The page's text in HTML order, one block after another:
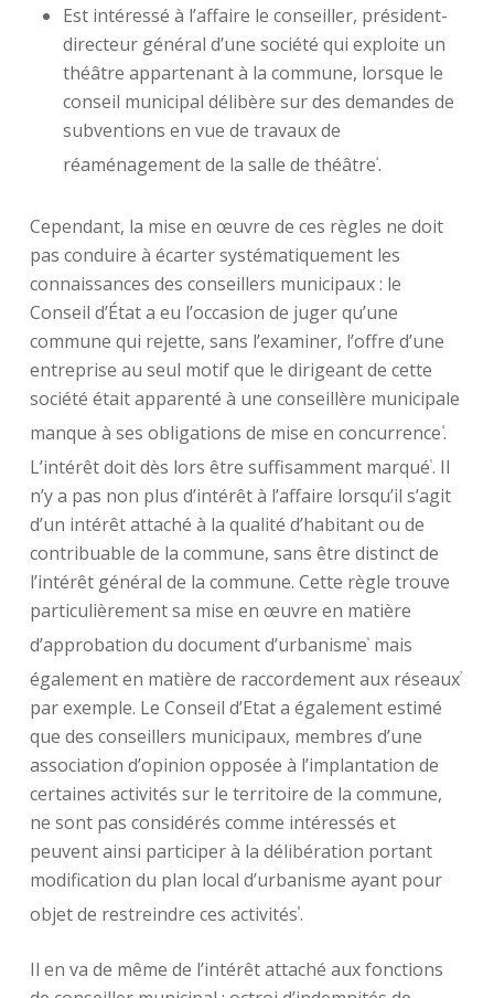
Est intéressé à l’affaire le conseiller, président-
directeur général d’une société qui exploite un
théâtre appartenant à la commune, lorsque le
conseil municipal délibère sur des demandes de
subventions en vue de travaux de
réaménagement de la salle de théâtre 3.
Cependant, la mise en œuvre de ces règles ne doit
pas conduire à écarter systématiquement les
connaissances des conseillers municipaux : le
Conseil d’État a eu l’occasion de juger qu’une
commune qui rejette, sans l’examiner, l’offre d’une
entreprise au seul motif que le dirigeant de cette
société était apparenté à une conseillère municipale
manque à ses obligations de mise en concurrence 4.
L’intérêt doit dès lors être suffisamment marqué 5. Il
n’y a pas non plus d’intérêt à l’affaire lorsqu’il s’agit
d’un intérêt attaché à la qualité d’habitant ou de
contribuable de la commune, sans être distinct de
l’intérêt général de la commune. Cette règle trouve
particulièrement sa mise en œuvre en matière
d’approbation du document d’urbanisme 6mais
également en matière de raccordement aux réseaux7
par exemple. Le Conseil d’Etat a également estimé
que des conseillers municipaux, membres d’une
association d’opinion opposée à l’implantation de
certaines activités sur le territoire de la commune,
ne sont pas considérés comme intéressés et
peuvent ainsi participer à la délibération portant
modification du plan local d’urbanisme ayant pour
objet de restreindre ces activités 8.
Il en va de même de l’intérêt attaché aux fonctions